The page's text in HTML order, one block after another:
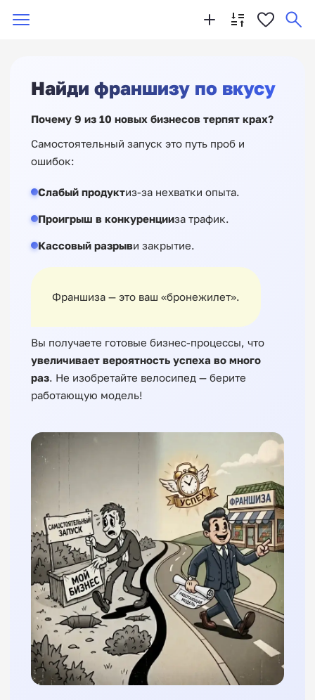
Найди франшизу по вкусу
Почему 9 из 10 новых бизнесов терпят крах?
Самостоятельный запуск это путь проб и
ошибок:
Слабый продуктиз-за нехватки опыта.
Проигрыш в конкуренцииза трафик.
Кассовый разрыви закрытие.
Франшиза — это ваш «бронежилет».
Вы получаете готовые бизнес-процессы, что
увеличивает вероятность успеха во много
раз. Не изобретайте велосипед — берите
работающую модель!